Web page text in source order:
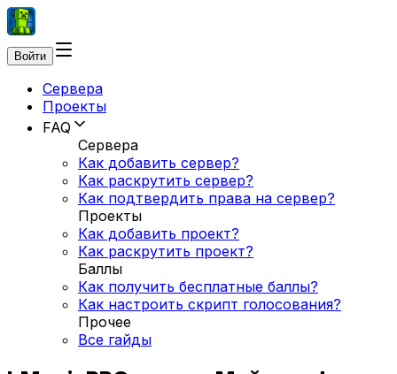
Войти
Сервера
Проекты
FAQ
Сервера
Как добавить сервер?
Как раскрутить сервер?
Как подтвердить права на сервер?
Проекты
Как добавить проект?
Как раскрутить проект?
Баллы
Как получить бесплатные баллы?
Как настроить скрипт голосования?
Прочее
Все гайды